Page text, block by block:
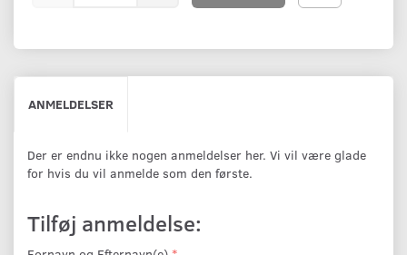
ANMELDELSER
Der er endnu ikke nogen anmeldelser her. Vi vil være glade
for hvis du vil anmelde som den første.
Tilføj anmeldelse: